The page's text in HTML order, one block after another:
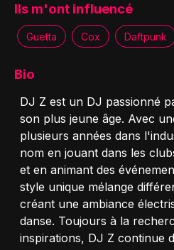
Ils m'ont influencé
Guetta Cox Daftpunk
Bio
DJ Z est un DJ passionné
son plus jeune âge. Avec
plusieurs années dans
nom en jouant dans les
et en animant des
style unique mélange
créant une ambiance
danse. Toujours à la
inspirations, DJ Z continue